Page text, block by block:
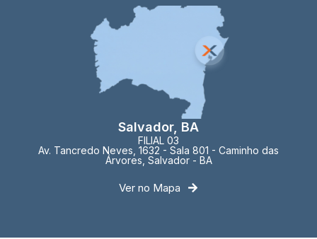
Salvador, BA
FILIAL 03
Av. Tancredo Neves, 1632 - Sala 801 - Caminho das
Árvores, Salvador - BA
Ver no Mapa